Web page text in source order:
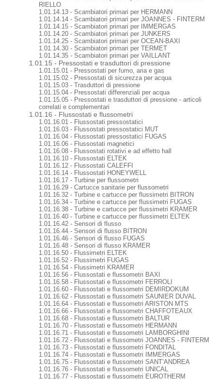
RIELLO
1.01.14.13 - Scambiatori primari per HERMANN
1.01.14.14 - Scambiatori primari per JOANNES - FINTERM
1.01.14.15 - Scambiatori primari per IMMERGAS
1.01.14.20 - Scambiatori primari per JUNKERS
1.01.14.25 - Scambiatori primari per OCEAN-BAXI
1.01.14.30 - Scambiatori primari per TERMET
1.01.14.35 - Scambiatori primari per VAILLANT
1.01.15 - Pressostati e trasduttori di pressione
1.01.15.01 - Pressostati per fumo, aria e gas
1.01.15.02 - Pressostati di sicurezza per acqua
1.01.15.03 - Trasduttori di pressione
1.01.15.04 - Pressostati differenziali per acqua
1.01.15.05 - Pressostati e trasduttori di pressione - articoli
correlati e complementari
1.01.16 - Flussostati e flussometri
1.01.16.01 - Flussostati pressostatici
1.01.16.03 - Flussostati pressostatici MUT
1.01.16.04 - Flussostati pressostatici FUGAS
1.01.16.06 - Flussostati magnetici
1.01.16.08 - Flussostati rotativi e ad effetto hall
1.01.16.10 - Flussostati ELTEK
1.01.16.12 - Flussostati CALEFFI
1.01.16.14 - Flussostati HONEYWELL
1.01.16.17 - Turbine per flussometri
1.01.16.29 - Cartucce sanitarie per flussometri
1.01.16.32 - Turbine e cartucce per flussimetri BITRON
1.01.16.34 - Turbine e cartucce per flussimetri FUGAS
1.01.16.38 - Turbine e cartucce per flussimetri KRAMER
1.01.16.40 - Turbine e cartucce per flussimetri ELTEK
1.01.16.42 - Sensori di flusso
1.01.16.44 - Sensori di flusso BITRON
1.01.16.46 - Sensori di flusso FUGAS
1.01.16.48 - Sensori di flusso KRAMER
1.01.16.50 - Flussimetri ELTEK
1.01.16.52 - Flussimetri FUGAS
1.01.16.54 - Flussimetri KRAMER
1.01.16.56 - Flussostati e flussometri BAXI
1.01.16.58 - Flussostati e flussometri FERROLI
1.01.16.60 - Flussostati e flussometri DEMIRDOKUM
1.01.16.62 - Flussostati e flussometri SAUNIER DUVAL
1.01.16.64 - Flussostati e flussometri ARISTON MTS
1.01.16.66 - Flussostati e flussometri CHAFFOTEAUX
1.01.16.68 - Flussostati e flussometri BALTUR
1.01.16.70 - Flussostati e flussometri HERMANN
1.01.16.71 - Flussostati e flussometri LAMBORGHINI
1.01.16.72 - Flussostati e flussometri JOANNES - FINTERM
1.01.16.73 - Flussostati e flussometri FONDITAL
1.01.16.74 - Flussostati e flussometri IMMERGAS
1.01.16.75 - Flussostati e flussometri SANT’ANDREA
1.01.16.76 - Flussostati e flussometri UNICAL
1.01.16.77 - Flussostati e flussometri EUROTHERM